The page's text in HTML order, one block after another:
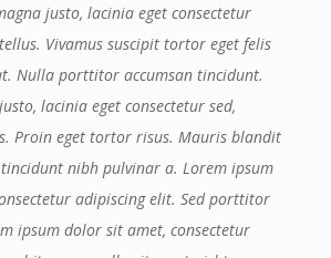
justo, lacinia eget consectetur
Vivamus suscipit tortor eget felis
Nulla porttitor accumsan tincidunt.
lacinia eget consectetur sed,
Proin eget tortor risus. Mauris blandit
nibh pulvinar a. Lorem ipsum
adipiscing elit. Sed porttitor
ipsum dolor sit amet, consectetur